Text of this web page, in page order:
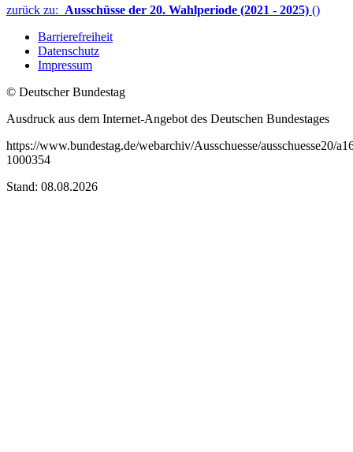
zurück zu: Ausschüsse der 20. Wahlperiode (2021 - 2025) ()
Barrierefreiheit
Datenschutz
Impressum
© Deutscher Bundestag
Ausdruck aus dem Internet-Angebot des Deutschen Bundestages
https://www.bundestag.de/webarchiv/Ausschuesse/ausschuesse20/
1000354
Stand: 08.08.2026